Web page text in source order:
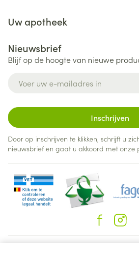
Uw apotheek
Nieuwsbrief
Blijf op de hoogte van nieuwe
Inschrijven
Door op inschrijven te klikken, schrijft u
nieuwsbrief en gaat u akkoord met onze
Juridische links